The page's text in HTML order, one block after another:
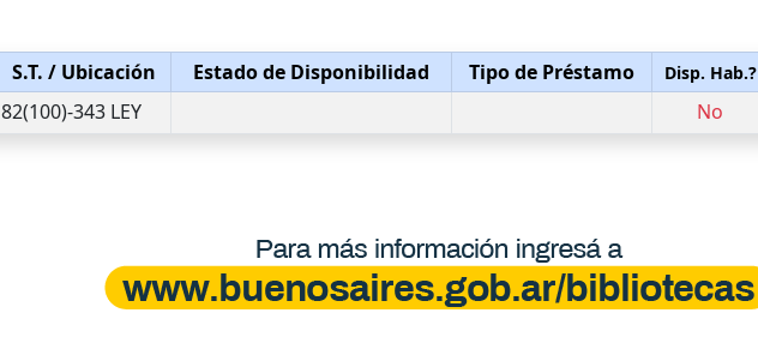
S.T. / Ubicación Estado de Disponibilidad Tipo de Préstamo Disp. Hab.?
82(100)-343 LEY No